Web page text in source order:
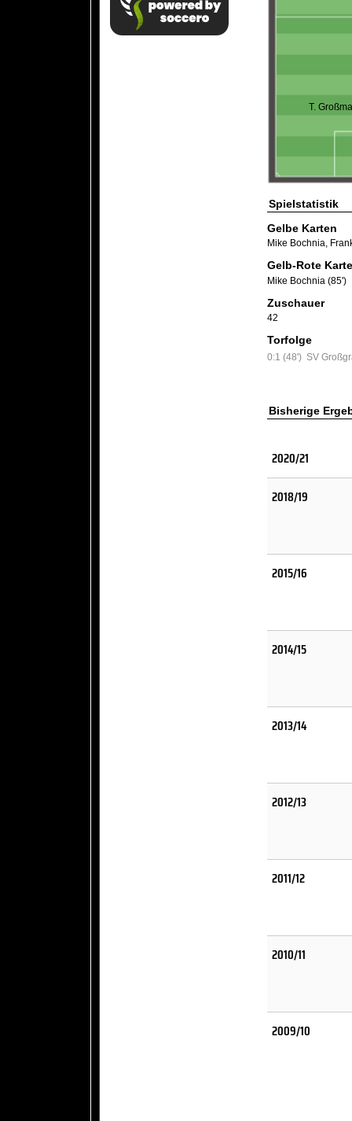
T.
Spielstatistik
Gelbe Karten
Mike Bochnia,
Gelb-Rote
Mike Bochnia (85')
Zuschauer
42
Torfolge
0:1 (48') SV
Bisherige
2020/21
2018/19
2015/16
2014/15
2013/14
2012/13
2011/12
2010/11
2009/10